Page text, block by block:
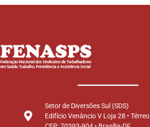
Setor de Diversões Sul (SDS)
Edifício Venâncio V Loja 28 • Térreo